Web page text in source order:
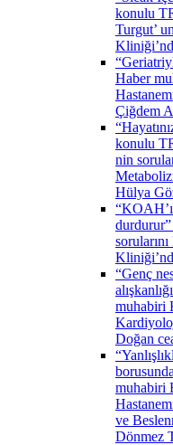
konulu
Turgut’
Haber
Çiğdem
konulu
nin
Hülya
“Genç
muhabiri
Doğan
muhabiri
ve
Dönmez